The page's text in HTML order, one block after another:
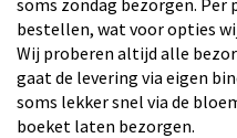
soms zondag bezorgen.
bestellen, wat voor opties
Wij proberen altijd alle
gaat de levering via eigen
soms lekker snel via de
boeket laten bezorgen.